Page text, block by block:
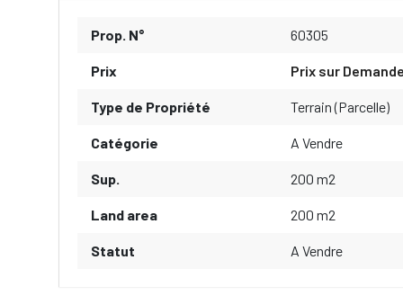
Prop. N° 60305
Prix Prix sur
Type de Propriété Terrain (Parcelle)
Catégorie A Vendre
Sup. 200 m2
Land area 200 m2
Statut A Vendre